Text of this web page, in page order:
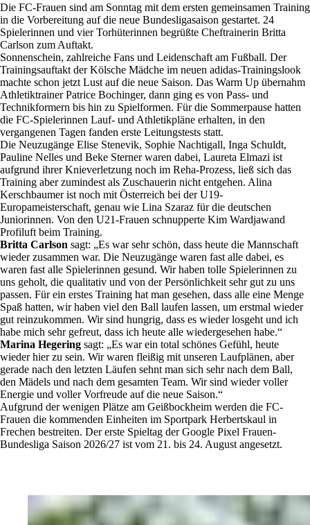
Die FC-Frauen sind am Sonntag mit dem ersten gemeinsamen Training
in die Vorbereitung auf die neue Bundesligasaison gestartet. 24
Spielerinnen und vier Torhüterinnen begrüßte Cheftrainerin Britta
Carlson zum Auftakt.
Sonnenschein, zahlreiche Fans und Leidenschaft am Fußball. Der
Trainingsauftakt der Kölsche Mädche im neuen adidas-Trainingslook
machte schon jetzt Lust auf die neue Saison. Das Warm Up übernahm
Athletiktrainer Patrice Bochinger, dann ging es von Pass- und
Technikformern bis hin zu Spielformen. Für die Sommerpause hatten
die FC-Spielerinnen Lauf- und Athletikpläne erhalten, in den
vergangenen Tagen fanden erste Leitungstests statt.
Die Neuzugänge Elise Stenevik, Sophie Nachtigall, Inga Schuldt,
Pauline Nelles und Beke Sterner waren dabei, Laureta Elmazi ist
aufgrund ihrer Knieverletzung noch im Reha-Prozess, ließ sich das
Training aber zumindest als Zuschauerin nicht entgehen. Alina
Kerschbaumer ist noch mit Österreich bei der U19-
Europameisterschaft, genau wie Lina Szaraz für die deutschen
Juniorinnen. Von den U21-Frauen schnupperte Kim Wardjawand
Profiluft beim Training.
Britta Carlson sagt: „Es war sehr schön, dass heute die Mannschaft
wieder zusammen war. Die Neuzugänge waren fast alle dabei, es
waren fast alle Spielerinnen gesund. Wir haben tolle Spielerinnen zu
uns geholt, die qualitativ und von der Persönlichkeit sehr gut zu uns
passen. Für ein erstes Training hat man gesehen, dass alle eine Menge
Spaß hatten, wir haben viel den Ball laufen lassen, um erstmal wieder
gut reinzukommen. Wir sind hungrig, dass es wieder losgeht und ich
habe mich sehr gefreut, dass ich heute alle wiedergesehen habe.“
Marina Hegering sagt: „Es war ein total schönes Gefühl, heute
wieder hier zu sein. Wir waren fleißig mit unseren Laufplänen, aber
gerade nach den letzten Läufen sehnt man sich sehr nach dem Ball,
den Mädels und nach dem gesamten Team. Wir sind wieder voller
Energie und voller Vorfreude auf die neue Saison.“
Aufgrund der wenigen Plätze am Geißbockheim werden die FC-
Frauen die kommenden Einheiten im Sportpark Herbertskaul in
Frechen bestreiten. Der erste Spieltag der Google Pixel Frauen-
Bundesliga Saison 2026/27 ist vom 21. bis 24. August angesetzt.